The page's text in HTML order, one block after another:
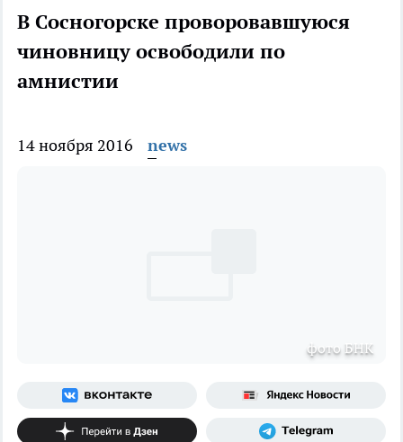
В Сосногорске проворовавшуюся
чиновницу освободили по
амнистии
14 ноября 2016 news
фото БНК